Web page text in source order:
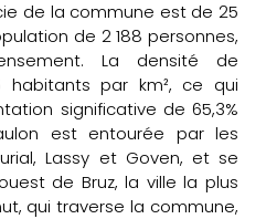
de la commune est de 25
de 2 188 personnes,
La densité de
par km², ce qui
significative de 65,3%
est entourée par les
Lassy et Goven, et se
de Bruz, la ville la plus
qui traverse la commune,